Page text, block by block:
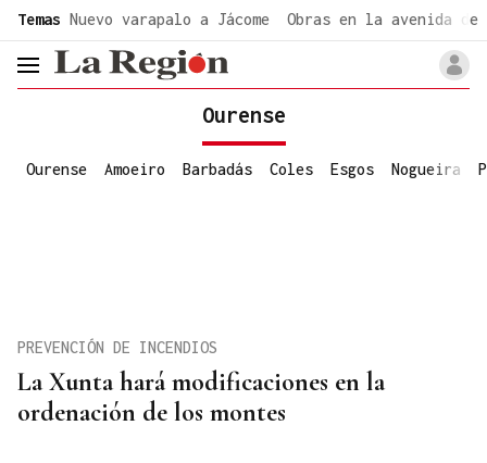
Temas Nuevo varapalo a Jácome Obras en la avenida de
header.menu.open
Ourense
Ourense Amoeiro Barbadás Coles Esgos Nogueira
La Xunta hará modificaciones en la
ordenación de los montes
PREVENCIÓN DE INCENDIOS